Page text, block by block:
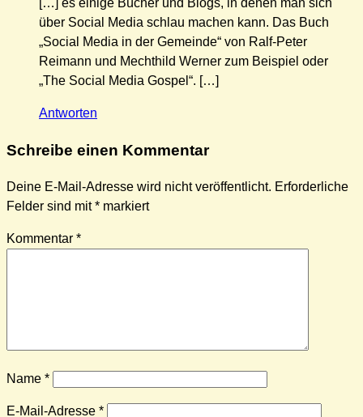
[…] es einige Bücher und Blogs, in denen man sich
über Social Media schlau machen kann. Das Buch
„Social Media in der Gemeinde“ von Ralf-Peter
Reimann und Mechthild Werner zum Beispiel oder
„The Social Media Gospel“. […]
Antworten
Schreibe einen Kommentar
Deine E-Mail-Adresse wird nicht veröffentlicht. Erforderliche
Felder sind mit* markiert
Kommentar *
Name *
E-Mail-Adresse *